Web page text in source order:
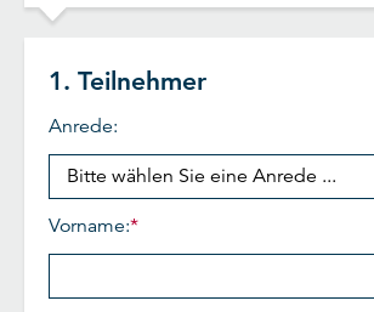
1. Teilnehmer
Anrede:
Vorname:*